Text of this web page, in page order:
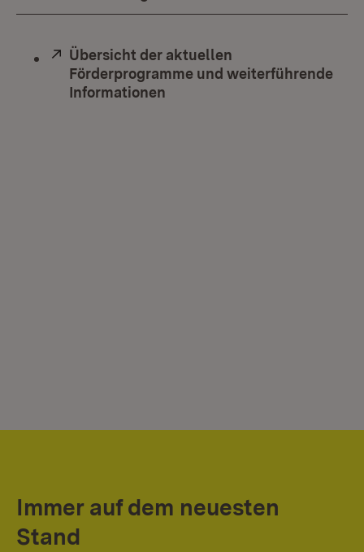
Extern:
Übersicht der aktuellen
Förderprogramme und weiterführende
Informationen
Immer auf dem neuesten
Stand